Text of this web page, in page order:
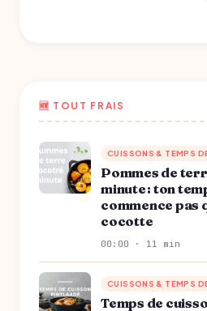
🆕 TOUT FRAIS
CUISSONS & TEMPS
Pommes de
minute : ton
commence pas
cocotte
00:00 · 11 min
CUISSONS & TEMPS
Temps de